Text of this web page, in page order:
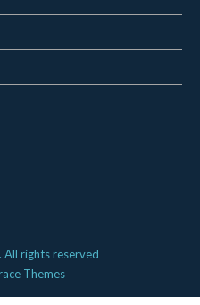
rights reserved
Themes